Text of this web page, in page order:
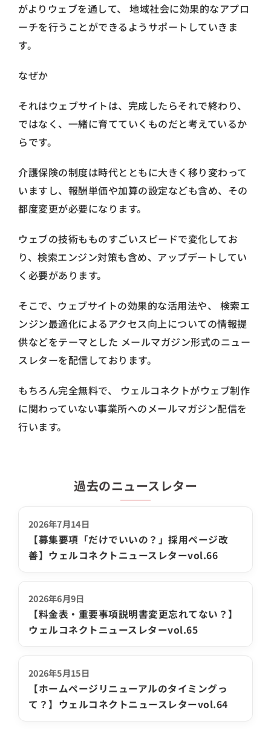
がよりウェブを通して、 地域社会に効果的なアプロ
ーチを行うことができるようサポートしていきま
す。
なぜか
それはウェブサイトは、完成したらそれで終わり、
ではなく、一緒に育てていくものだと考えているか
らです。
介護保険の制度は時代とともに大きく移り変わって
いますし、報酬単価や加算の設定なども含め、その
都度変更が必要になります。
ウェブの技術もものすごいスピードで変化してお
り、検索エンジン対策も含め、アップデートしてい
く必要があります。
そこで、ウェブサイトの効果的な活用法や、 検索エ
ンジン最適化によるアクセス向上についての情報提
供などをテーマとした メールマガジン形式のニュー
スレターを配信しております。
もちろん完全無料で、 ウェルコネクトがウェブ制作
に関わっていない事業所へのメールマガジン配信を
行います。
過去のニュースレター
2026年7月14日
【募集要項「だけでいいの？」採用ページ改
善】ウェルコネクトニュースレターvol.66
2026年6月9日
【料金表・重要事項説明書変更忘れてない？】
ウェルコネクトニュースレターvol.65
2026年5月15日
【ホームページリニューアルのタイミングっ
て？】ウェルコネクトニュースレターvol.64